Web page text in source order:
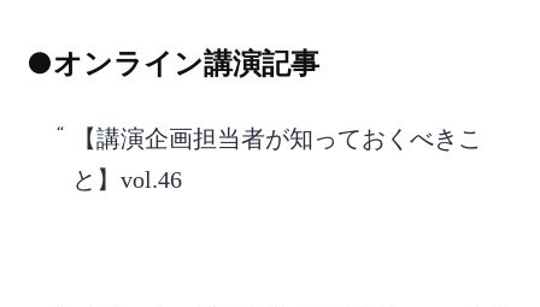
●オンライン講演記事
【講演企画担当者が知っておくべきこ
と】vol.46